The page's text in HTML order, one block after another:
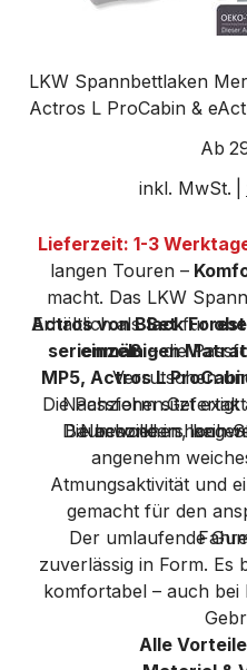
LKW Spannbettlaken
Actros L ProCabin &
Ab
Preis
inkl. MwSt.
Lieferzeit: 1-3
langen Touren –
macht. Das LKW
Actros von Black
serienmäßigen
MP5, Actros L
Die Passform sitzt
Nachziehen, kein
Erhältlich alsSetfür
einzeln– die
Verrutschen
Baumwolle in
Die besonders
angenehm
Atmungsaktivität und
gemacht für den
Der umlaufende
zuverlässig in Form. Es
komfortabel – auch bei
Alle